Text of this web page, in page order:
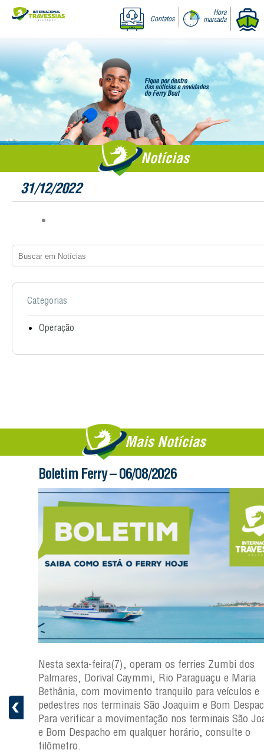
Contatos
Hora
marcada
Notícias
31/12/2022
Categorias
Operação
Mais Notícias
a
Boletim Ferry – 06/08/2026
Nesta sexta-feira(7), operam os ferries Zumbi dos
Palmares, Dorival Caymmi, Rio Paraguaçu e Maria
Bethânia, com movimento tranquilo para veículos e
pedestres nos terminais São Joaquim e Bom
Para verificar a movimentação nos terminais São
e Bom Despacho em qualquer horário, consulte o
filômetro.